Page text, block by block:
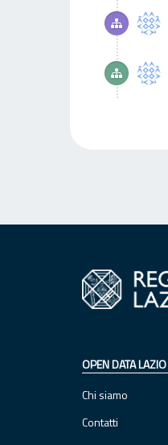
OPEN DATA LAZIO
Chi siamo
Contatti